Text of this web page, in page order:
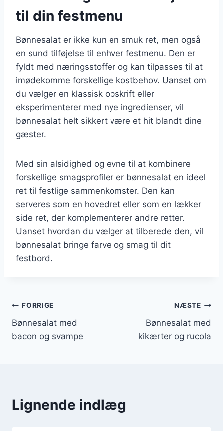
til din festmenu
Bønnesalat er ikke kun en smuk ret, men også
en sund tilføjelse til enhver festmenu. Den er
fyldt med næringsstoffer og kan tilpasses til at
imødekomme forskellige kostbehov. Uanset om
du vælger en klassisk opskrift eller
eksperimenterer med nye ingredienser, vil
bønnesalat helt sikkert være et hit blandt dine
gæster.
Med sin alsidighed og evne til at kombinere
forskellige smagsprofiler er bønnesalat en ideel
ret til festlige sammenkomster. Den kan
serveres som en hovedret eller som en lækker
side ret, der komplementerer andre retter.
Uanset hvordan du vælger at tilberede den, vil
bønnesalat bringe farve og smag til dit
festbord.
Indlægsnavigation
FORRIGE
Bønnesalat med
bacon og svampe
NÆSTE
Bønnesalat med
kikærter og rucola
Lignende indlæg